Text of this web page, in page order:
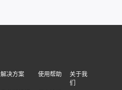
解决方案 使用帮助
关于我
们